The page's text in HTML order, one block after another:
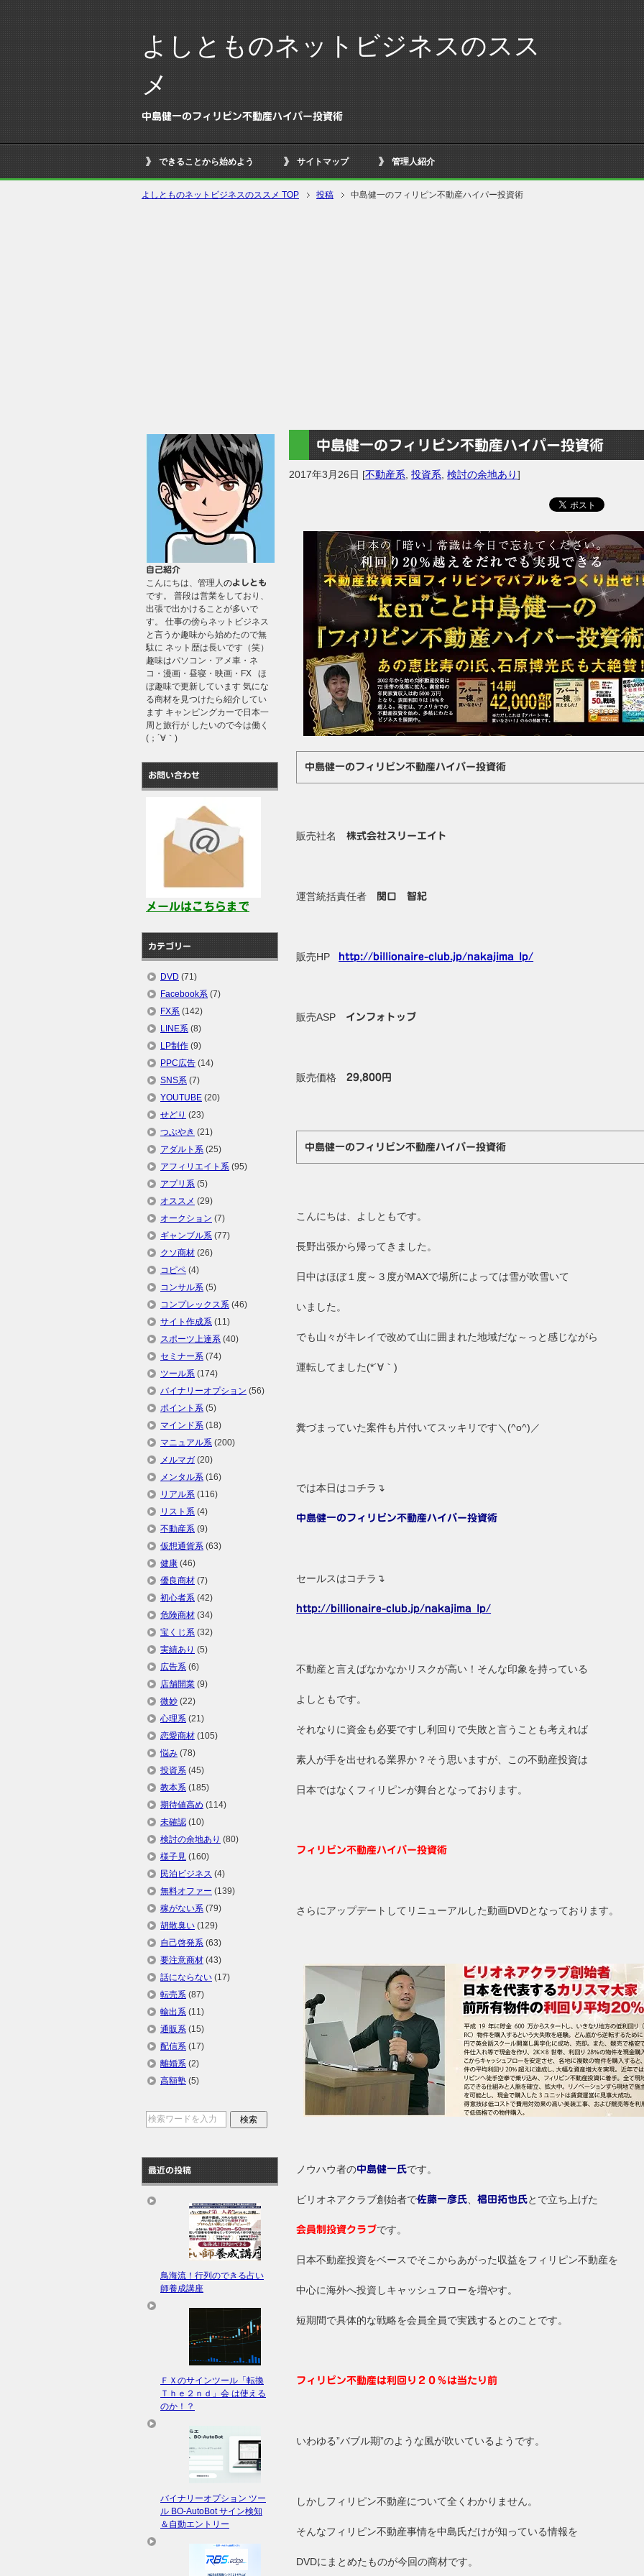
よしとものネットビジネスのスス
メ
中島健一のフィリピン不動産ハイパー投資術
できることから始めよう サイトマップ 管理人紹介
よしとものネットビジネスのススメ TOP 投稿 中島健一のフィリピン不動産ハイパー投資術
中島健一のフィリピン不動産ハイパー投資術
2017年3月26日 [不動産系 ,投資系 ,検討の余地あり]
中島健一のフィリピン不動産ハイパー投資術
販売社名株式会社スリーエイト
運営統括責任者 関口 智紀
販売HP http://billionaire-club.jp/nakajima_lp/
販売ASP インフォトップ
販売価格29,800円
中島健一のフィリピン不動産ハイパー投資術
こんにちは、よしともです。
長野出張から帰ってきました。
日中はほぼ１度～３度がMAXで場所によっては雪が吹雪いて
いました。
でも山々がキレイで改めて山に囲まれた地域だな～っと感じながら
運転してました(*´∀｀)
糞づまっていた案件も片付いてスッキリです＼(^o^)／
では本日はコチラ↴
中島健一のフィリピン不動産ハイパー投資術
セールスはコチラ↴
http://billionaire-club.jp/nakajima_lp/
不動産と言えばなかなかリスクが高い！そんな印象を持っている
よしともです。
それなりに資金も必要ですし利回りで失敗と言うことも考えれば
素人が手を出せれる業界か？そう思いますが、この不動産投資は
日本ではなくフィリピンが舞台となっております。
フィリピン不動産ハイパー投資術
さらにアップデートしてリニューアルした動画DVDとなっております。
ノウハウ者の中島健一氏です。
ビリオネアクラブ創始者で佐藤一彦氏 、椙田拓也氏とで立ち上げた
会員制投資クラブです。
日本不動産投資をベースでそこからあがった収益をフィリピン不動産を
中心に海外へ投資しキャッシュフローを増やす。
短期間で具体的な戦略を会員全員で実践するとのことです。
フィリピン不動産は利回り２０％は当たり前
いわゆる”バブル期”のような風が吹いているようです。
しかしフィリピン不動産について全くわかりません。
そんなフィリピン不動産事情を中島氏だけが知っている情報を
DVDにまとめたものが今回の商材です。
自己紹介
こんにちは、管理人のよしとも
です。 普段は営業をしており、
出張で出かけることが多いで
す。 仕事の傍らネットビジネス
と言うか趣味から始めたので無
駄に ネット歴は長いです（笑）
趣味はパソコン・アメ車・ネ
コ・漫画・昼寝・映画・FX ほ
ぼ趣味で更新しています 気にな
る商材を見つけたら紹介してい
ます キャンピングカーで日本一
周と旅行が したいので今は働く
(；´∀｀)
お問い合わせ
メールはこちらまで
カテゴリー
DVD (71)
Facebook系 (7)
FX系 (142)
LINE系 (8)
LP制作 (9)
PPC広告 (14)
SNS系 (7)
YOUTUBE (20)
せどり (23)
つぶやき (21)
アダルト系 (25)
アフィリエイト系 (95)
アプリ系 (5)
オススメ (29)
オークション (7)
ギャンブル系 (77)
クソ商材 (26)
コピペ (4)
コンサル系 (5)
コンプレックス系 (46)
サイト作成系 (11)
スポーツ上達系 (40)
セミナー系 (74)
ツール系 (174)
バイナリーオプション (56)
ポイント系 (5)
マインド系 (18)
マニュアル系 (200)
メルマガ (20)
メンタル系 (16)
リアル系 (116)
リスト系 (4)
不動産系 (9)
仮想通貨系 (63)
健康 (46)
優良商材 (7)
初心者系 (42)
危険商材 (34)
宝くじ系 (32)
実績あり (5)
広告系 (6)
店舗開業 (9)
微妙 (22)
心理系 (21)
恋愛商材 (105)
悩み (78)
投資系 (45)
教本系 (185)
期待値高め (114)
未確認 (10)
検討の余地あり (80)
様子見 (160)
民泊ビジネス (4)
無料オファー (139)
稼がない系 (79)
胡散臭い (129)
自己啓発系 (63)
要注意商材 (43)
話にならない (17)
転売系 (87)
輸出系 (11)
通販系 (15)
配信系 (17)
離婚系 (2)
高額塾 (5)
最近の投稿
鳥海流！行列のできる占い
師養成講座
ＦＸのサインツール「転換
Ｔｈｅ２ｎｄ」会 は使える
のか！？
バイナリーオプション ツー
ル BO-AutoBot サイン検知
＆自動エントリー